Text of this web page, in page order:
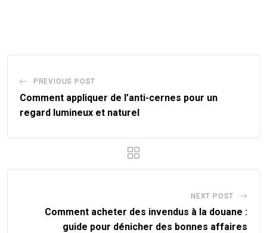
PREVIOUS POST
Comment appliquer de l’anti-cernes pour un
regard lumineux et naturel
NEXT POST
Comment acheter des invendus à la douane :
guide pour dénicher des bonnes affaires